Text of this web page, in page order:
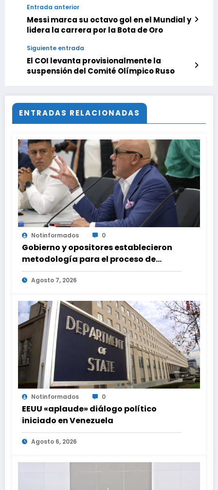
Entrada anterior
Messi marca su octavo gol en el Mundial y
lidera la carrera por la Bota de Oro
Siguiente entrada
El COI levanta provisionalmente la
suspensión del Comité Olímpico Ruso
ENTRADAS RELACIONADAS
Notinformados 0
Gobierno y opositores establecieron
metodología para el proceso de
diálogo en Venezuela
Agosto 7, 2026
Notinformados 0
EEUU «aplaude» diálogo político
iniciado en Venezuela
Agosto 6, 2026